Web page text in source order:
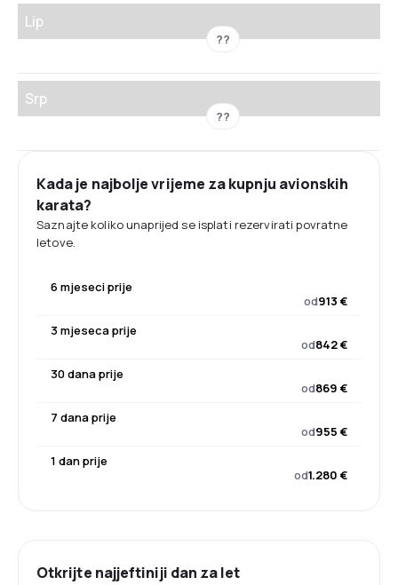
Lip
??
Srp
??
Kada je najbolje vrijeme za kupnju avionskih
karata?
Saznajte koliko unaprijed se isplati rezervirati povratne
letove.
6 mjeseci prije
od913 €
3 mjeseca prije
od842 €
30 dana prije
od869 €
7 dana prije
od955 €
1 dan prije
od1.280 €
Otkrijte najjeftiniji dan za let